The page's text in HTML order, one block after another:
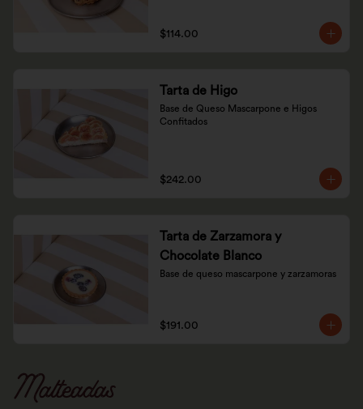
$114.00
Tarta de Higo
Base de Queso Mascarpone e Higos
Confitados
$242.00
Tarta de Zarzamora y
Chocolate Blanco
Base de queso mascarpone y zarzamoras
$191.00
Malteadas